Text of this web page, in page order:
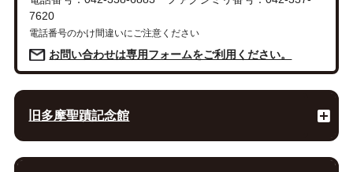
7620
電話番号のかけ間違いにご注意ください
お問い合わせは専用フォームをご利用ください。
旧多摩聖蹟記念館